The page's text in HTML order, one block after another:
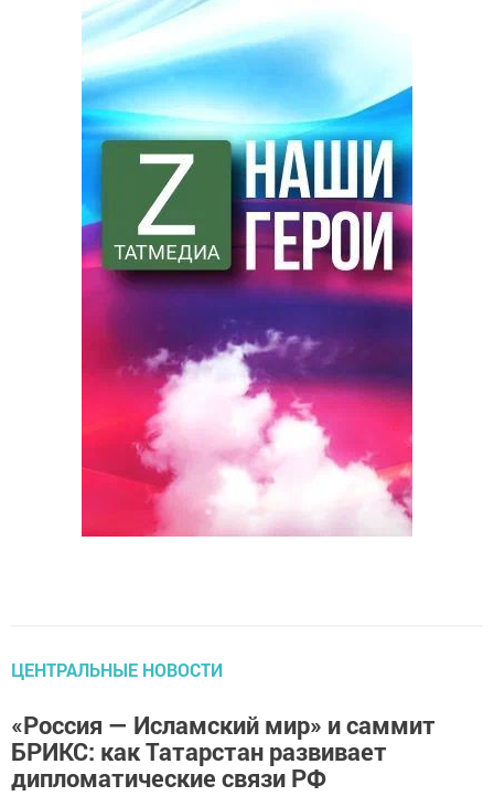
ЦЕНТРАЛЬНЫЕ НОВОСТИ
«Россия — Исламский мир» и саммит
БРИКС: как Татарстан развивает
дипломатические связи РФ